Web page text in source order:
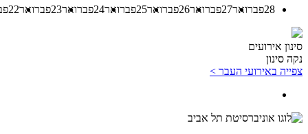
28פברואר27פברואר26פברואר25פברואר24פברואר23פברואר22
סינון אירועים
נקה סינון
צפייה באירועי העבר >